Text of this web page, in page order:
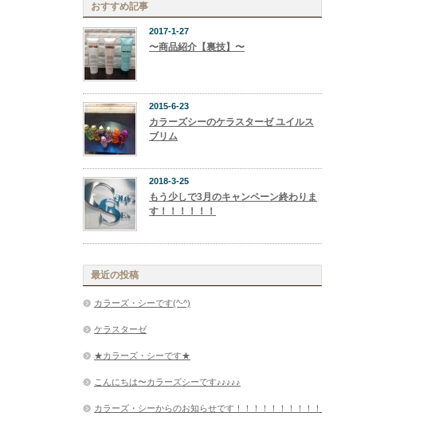
おすすめ記事
2017-1-27
〜商品紹介【裏技】〜
2015-6-23
カラーズシーのケラスターゼ ユイルス
ブリム
2018-3-25
もう少しで3月のキャンペーン終わりま
す！！！！！！
最近の投稿
カラーズ・シーです(^-^)
ケラスターゼ
★カラーズ・シーです★
こんにちは〜カラーズシーです♪♪♪♪♪
カラーズ・シーからのお知らせです！！！！！！！！！！